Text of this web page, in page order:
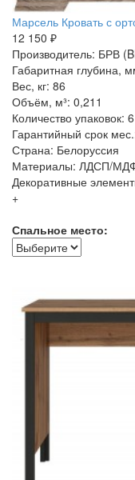
Марсель Кровать с
12 150 ₽
Производитель: БРВ
Габаритная глубина,
Вес, кг: 86
Объём, м³: 0,211
Количество упаковок: 6
Гарантийный срок
Страна: Белоруссия
Материалы: ЛДСП/
Декоративные
+
Спальное место: